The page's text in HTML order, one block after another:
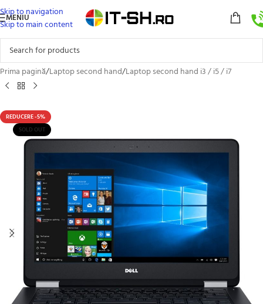
Skip to navigation
Skip to main content
MENIU
Prima pagină/Laptop second hand/Laptop second hand i3 / i5 / i7
REDUCERE -5%
SOLD OUT